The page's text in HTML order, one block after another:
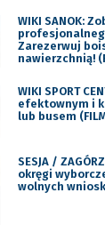
WIKI SANOK:
Zarezerwuj
nawierzchnią!
WIKI SPORT
efektownym i
lub busem
SESJA /
okręgi
wolnych